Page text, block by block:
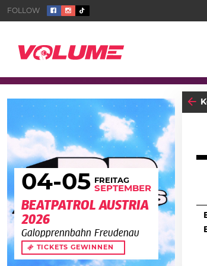
04-05 FREITAG
SEPTEMBER
BEATPATROL AUSTRIA
2026
Galopprennbahn Freudenau
TICKETS GEWINNEN